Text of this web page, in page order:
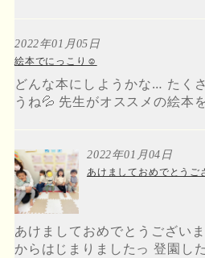
2022年01月05日
絵本でにっこり☺︎
どんな本にしようかな… たく
うね💦 先生がオススメの絵本
2022年01月04日
あけましておめでとうご
あけましておめでとうござい
からはじまりましたっ 登園し